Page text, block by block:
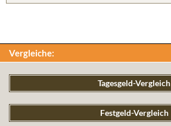
Vergleiche:
Tagesgeld-Vergleich
Festgeld-Vergleich